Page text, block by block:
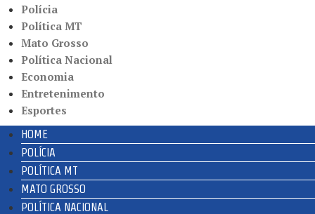
Polícia
Política MT
Mato Grosso
Política Nacional
Economia
Entretenimento
Esportes
HOME
POLÍCIA
POLÍTICA MT
MATO GROSSO
POLÍTICA NACIONAL